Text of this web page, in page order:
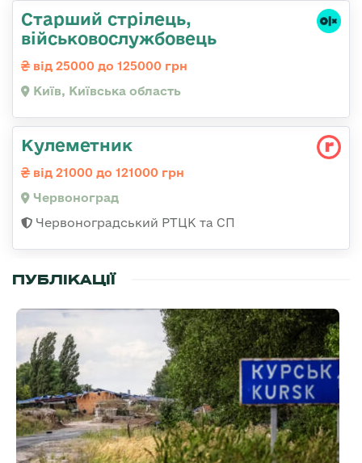
Старший стрілець,
військовослужбовець
від 25000 до 125000 грн
Київ, Київська область
Кулеметник
від 21000 до 121000 грн
Червоноград
Червоноградський РТЦК та СП
ПУБЛІКАЦІЇ